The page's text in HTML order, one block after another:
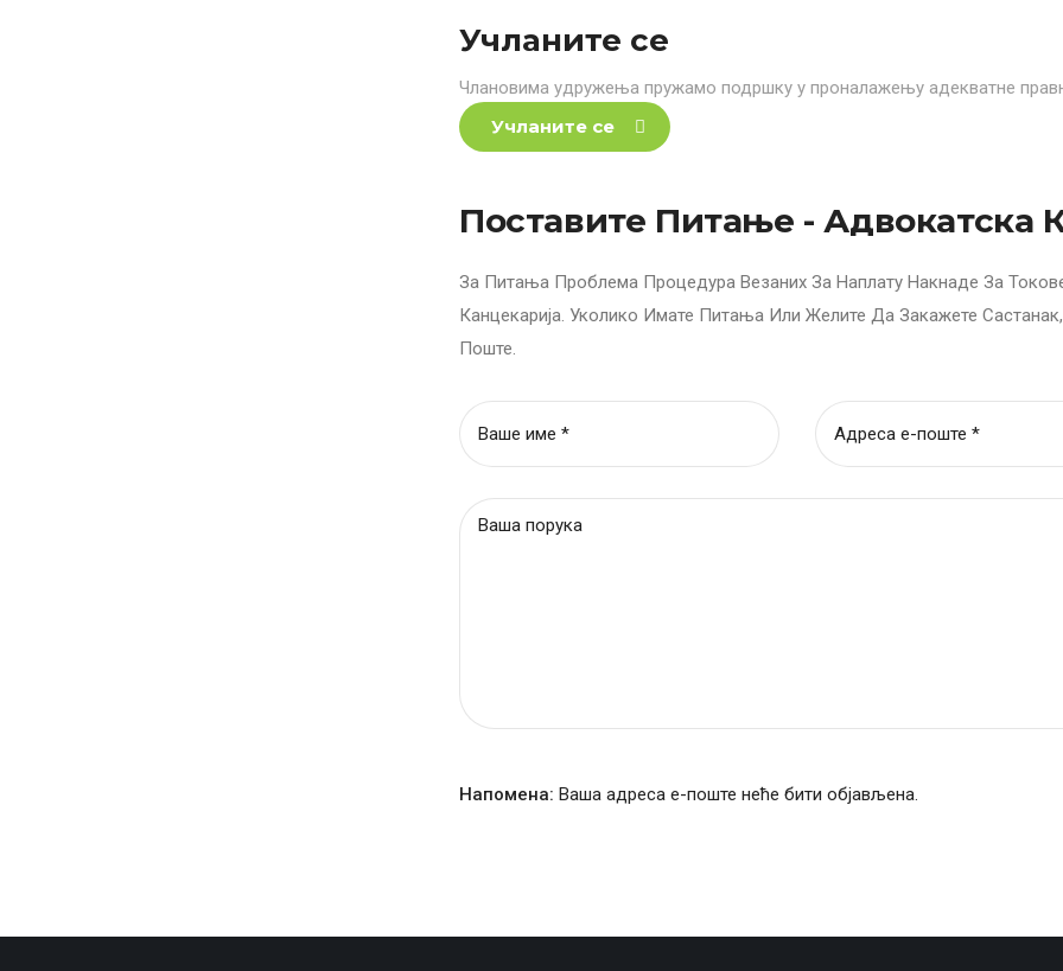
Учланите се
Члановима удружења пружамо подршку у проналажењу адекватне
Учланите се
Поставите Питање - Адвокатска
За Питања Проблема Процедура Везаних За Наплату Накнаде За
Канцекарија. Уколико Имате Питања Или Желите Да Закажете
Поште.
Напомена: Ваша адреса е-поште неће бити објављена.